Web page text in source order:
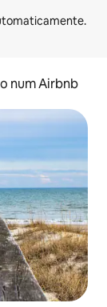
num Airbnb